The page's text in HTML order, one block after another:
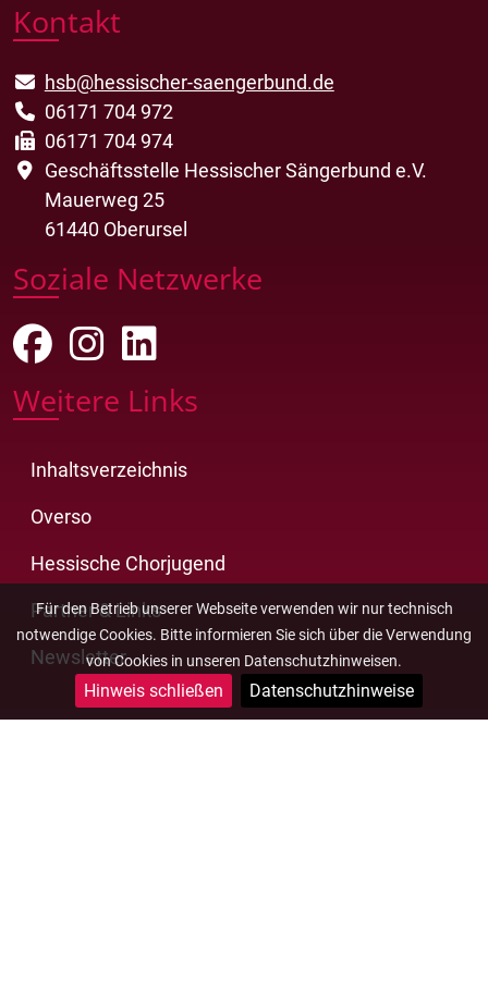
Für den Betrieb unserer Webseite verwenden wir nur technisch
notwendige Cookies. Bitte informieren Sie sich über die Verwendung
von Cookies in unseren Datenschutzhinweisen.
Hinweis schließen Datenschutzhinweise
Kontakt
hsb@hessischer-saengerbund.de
06171 704 972
06171 704 974
Geschäftsstelle Hessischer Sängerbund e.V.
Mauerweg 25
61440 Oberursel
Soziale Netzwerke
Weitere Links
Inhaltsverzeichnis
Overso
Hessische Chorjugend
Partner & Links
Newsletter